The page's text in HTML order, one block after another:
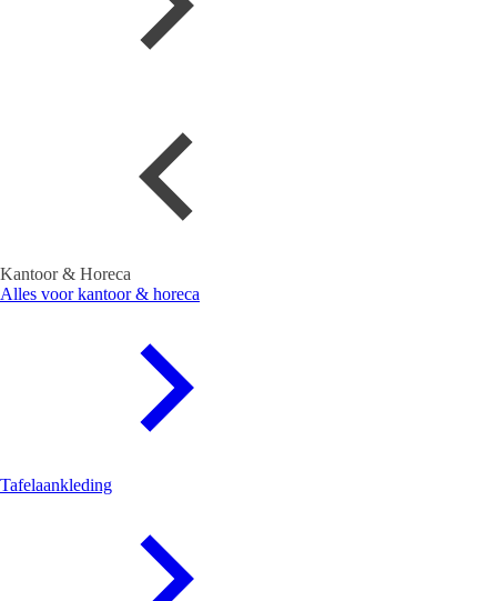
Kantoor & Horeca
Alles voor kantoor & horeca
Tafelaankleding